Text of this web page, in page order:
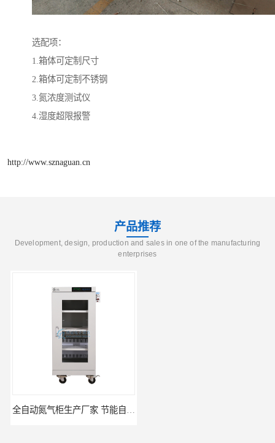
选配项：
1.箱体可定制尺寸
2.箱体可定制不锈钢
3.氮浓度测试仪
4.湿度超限报警
http://www.sznaguan.cn
产品推荐
Development, design, production and sales in one of the manufacturing
enterprises
全自动氮气柜生产厂家 节能自制氮气柜优质供应